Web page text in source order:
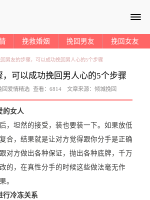
≡
挽救婚姻 挽回男友 挽回女友
男友的步骤，可以成功挽回男人心的5个步骤
可以成功挽回男人心的5个步骤
回爱情精选 查看：6814 文章来源： 倾城挽回
的女人
，坦然的接受，装也要装一下。如果放低
合，结果就是让对方觉得跟你分手是正确
对方做出各种保证，抛出各种底牌，千万
的，在真性分手的时候这些做法毫无作
。
行冷冻关系